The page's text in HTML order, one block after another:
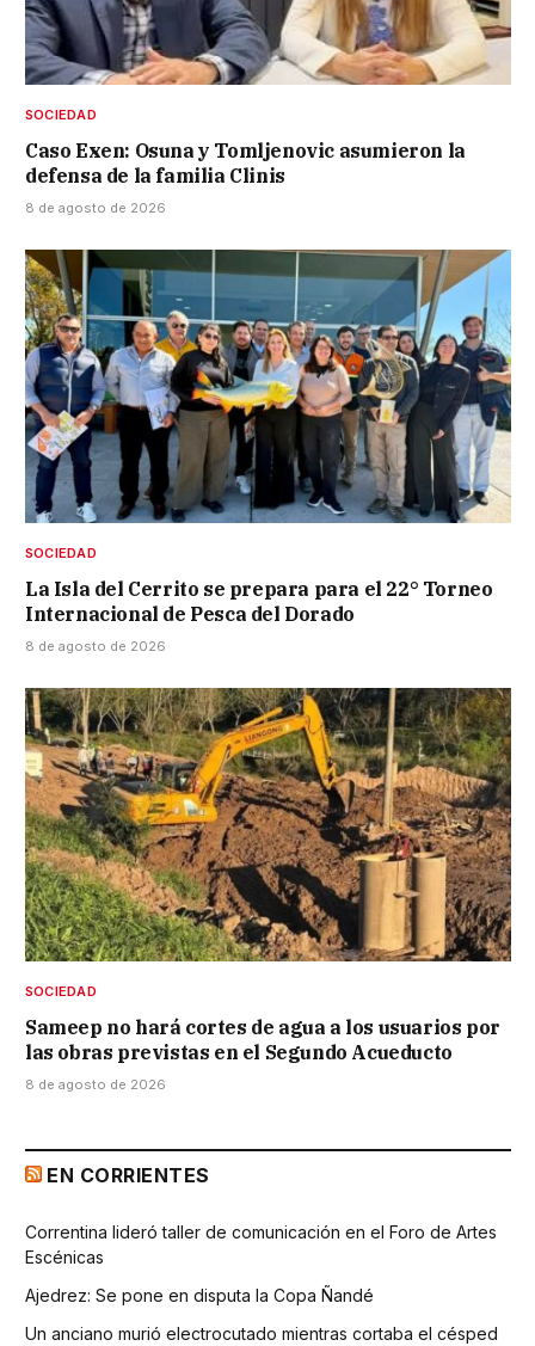
SOCIEDAD
Caso Exen: Osuna y Tomljenovic asumieron la
defensa de la familia Clinis
8 de agosto de 2026
SOCIEDAD
La Isla del Cerrito se prepara para el 22° Torneo
Internacional de Pesca del Dorado
8 de agosto de 2026
SOCIEDAD
Sameep no hará cortes de agua a los usuarios por
las obras previstas en el Segundo Acueducto
8 de agosto de 2026
EN CORRIENTES
Correntina lideró taller de comunicación en el Foro de Artes
Escénicas
Ajedrez: Se pone en disputa la Copa Ñandé
Un anciano murió electrocutado mientras cortaba el césped